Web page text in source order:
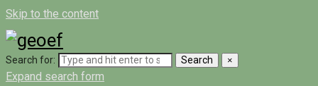
Skip to the content
Search for: Search ×
Expand search form